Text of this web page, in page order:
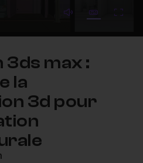
mute video
Subtitles
max :
la
3d pour